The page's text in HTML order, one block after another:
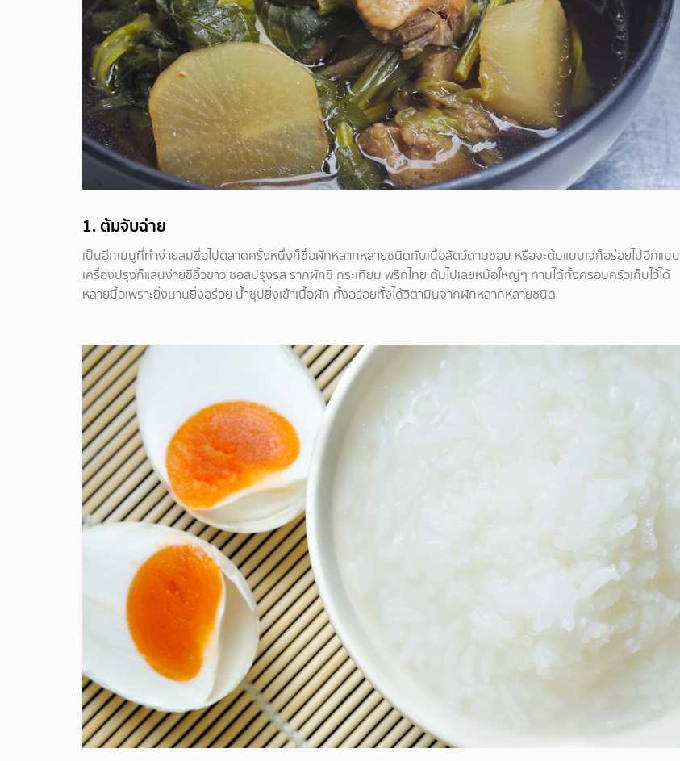
1.ต้มจับฉ่าย
เป็นอีกเมนูที่ทำง่ายสมชื่อไปตลาดครั้งหนึ่งก็ซื้อผักหลากหลายชนิดกับเนื้อสัตว์ตามชอบ หรือจะต้มแบบเจก็อร่อยไปอีกแบบ
เครื่องปรุงก็แสนง่ายซีอิ้วขาว ซอสปรุงรส รากผักชี กระเทียม พริกไทย ต้มไปเลยหม้อใหญ่ๆ ทานได้ทั้งครอบครัวเก็บไว้ได้
หลายมื้อเพราะยิ่งนานยิ่งอร่อย น้ำซุปยิ่งเข้าเนื้อผัก ทั้งอร่อยทั้งได้วิตามินจากผักหลากหลายชนิด